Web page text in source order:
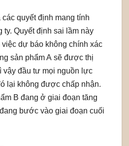
quyết định mang tính
Quyết định sai lầm này
dự báo không chính xác
sản phẩm A sẽ được thị
vậy đầu tư mọi nguồn lực
lại không được chấp nhận.
B đang ở giai đoạn tăng
bước vào giai đoạn cuối